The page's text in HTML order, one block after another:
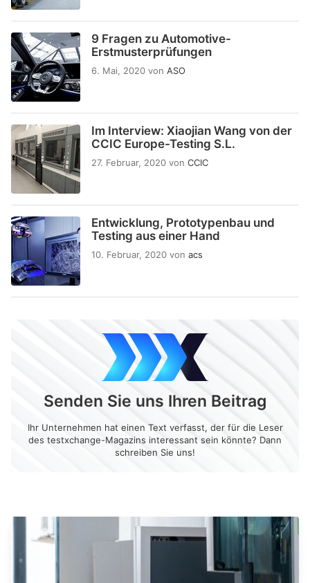
9 Fragen zu Automotive-
Erstmusterprüfungen
6. Mai, 2020 von ASO
Im Interview: Xiaojian Wang von der
CCIC Europe-Testing S.L.
27. Februar, 2020 von CCIC
Entwicklung, Prototypenbau und
Testing aus einer Hand
10. Februar, 2020 von acs
Senden Sie uns Ihren Beitrag
Ihr Unternehmen hat einen Text verfasst, der für die Leser
des testxchange-Magazins interessant sein könnte? Dann
schreiben Sie uns!